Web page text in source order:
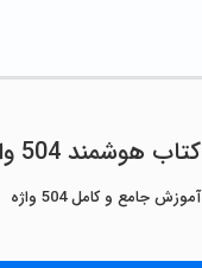
کتاب هوشمند 504 واژه ضروری
آموزش جامع و کامل 504 واژه